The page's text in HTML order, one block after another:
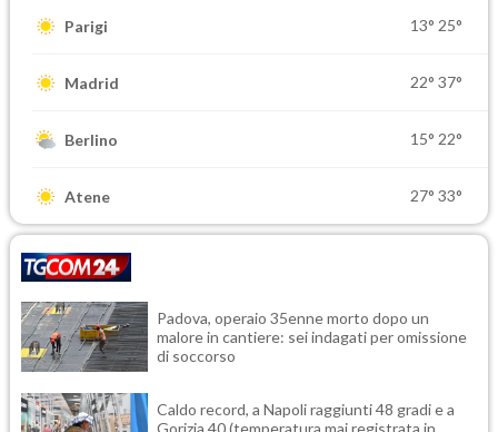
Parigi 13° 25°
Madrid 22° 37°
Berlino 15° 22°
Atene 27° 33°
Padova, operaio 35enne morto dopo un
malore in cantiere: sei indagati per omissione
di soccorso
Caldo record, a Napoli raggiunti 48 gradi e a
Gorizia 40 (temperatura mai registrata in